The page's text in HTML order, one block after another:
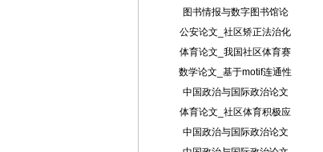
作权法的其它权利。 四、一般来说，4500
文章，不能说清问题，很难保证学术质
量，本刊恕不受理。 五、论文格式及要
素：标题、作者、工作单位全称(院系处
室)、摘要、关键词、正文、注释、参考文
查看参考文献格式示例)、作者简介(100字
内)、联系方式(通信地址、邮编、电话、
图书情报与数字图书馆论
公安论文_社区矫正法治化
体育论文_我国社区体育赛
数学论文_基于motif连通性
中国政治与国际政治论文
体育论文_社区体育积极应
中国政治与国际政治论文